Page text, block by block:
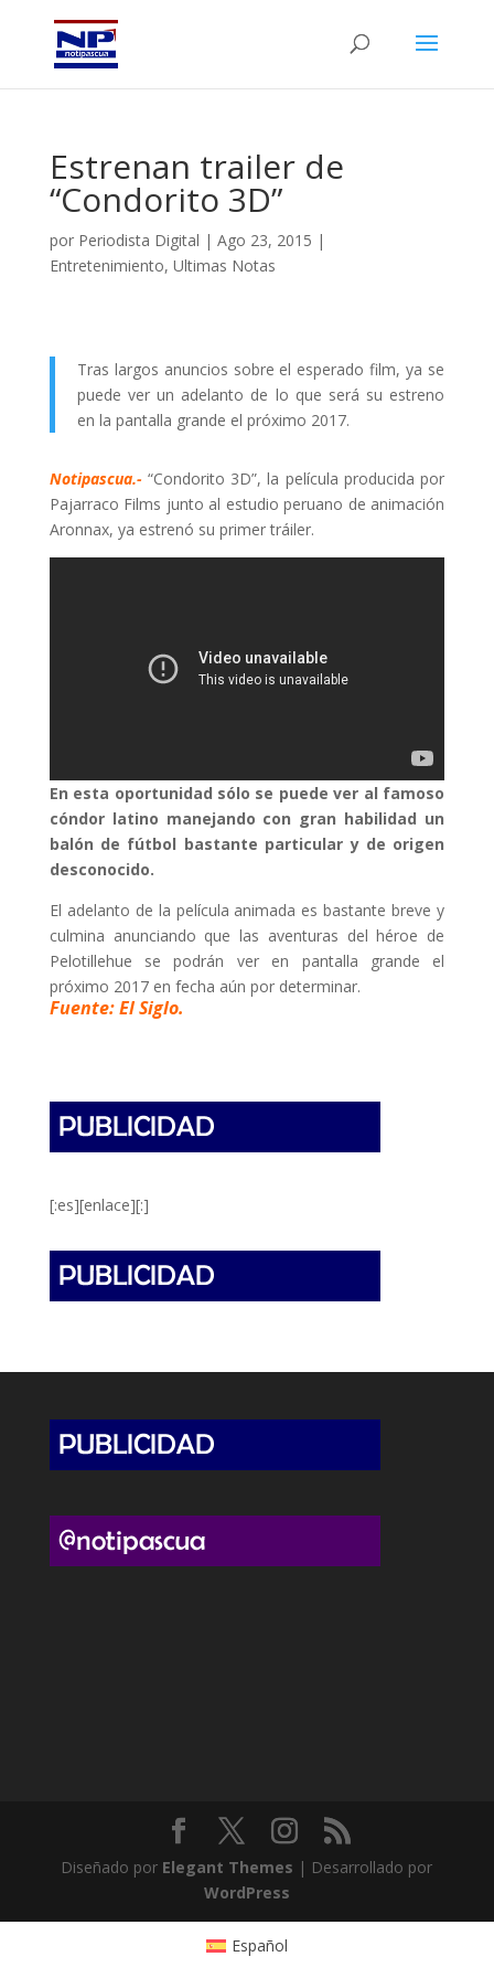
Estrenan trailer de
“Condorito 3D”
por Periodista Digital | Ago 23, 2015 |
Entretenimiento, Ultimas Notas
Tras largos anuncios sobre el esperado film, ya se
puede ver un adelanto de lo que será su estreno
en la pantalla grande el próximo 2017.
Notipascua.- “Condorito 3D”, la película producida por
Pajarraco Films junto al estudio peruano de animación
Aronnax, ya estrenó su primer tráiler.
En esta oportunidad sólo se puede ver al famoso
cóndor latino manejando con gran habilidad un
balón de fútbol bastante particular y de origen
desconocido.
El adelanto de la película animada es bastante breve y
culmina anunciando que las aventuras del héroe de
Pelotillehue se podrán ver en pantalla grande el
próximo 2017 en fecha aún por determinar.
Fuente: El Siglo.
[:es][enlace][:]
Diseñado por Elegant Themes | Desarrollado por
WordPress
Español